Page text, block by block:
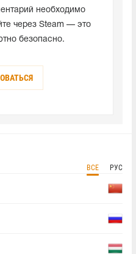
необходимо
через Steam — это
безопасно.
ВСЕ РУС